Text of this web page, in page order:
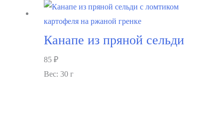
Канапе из пряной сельди
85 ₽
Вес: 30 г